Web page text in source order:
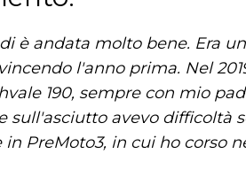
è andata molto bene. Era
l'anno prima. Nel
190, sempre con mio
sull'asciutto avevo difficoltà
PreMoto3, in cui ho corso